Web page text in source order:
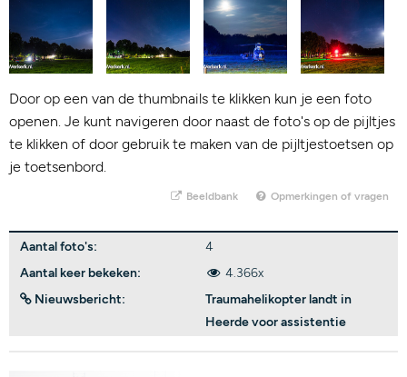
Door op een van de thumbnails te klikken kun je een foto
openen. Je kunt navigeren door naast de foto's op de pijltjes
te klikken of door gebruik te maken van de pijltjestoetsen op
je toetsenbord.
Beeldbank Opmerkingen of vragen
Aantal foto's:
4
Aantal keer bekeken:
4.366x
Nieuwsbericht:
Traumahelikopter landt in
Heerde voor assistentie